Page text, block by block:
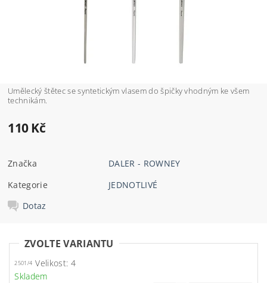
Umělecký štětec se syntetickým vlasem do špičky vhodným ke všem
technikám.
110 Kč
Značka
DALER - ROWNEY
Kategorie
JEDNOTLIVÉ
Dotaz
ZVOLTE VARIANTU
2501/4 Velikost: 4
Skladem